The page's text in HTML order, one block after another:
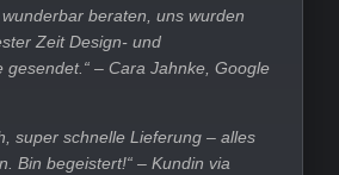
beraten, uns wurden
Zeit Design- und
gesendet.“ – Cara Jahnke, Google
super schnelle Lieferung – alles
Bin begeistert!“ – Kundin via